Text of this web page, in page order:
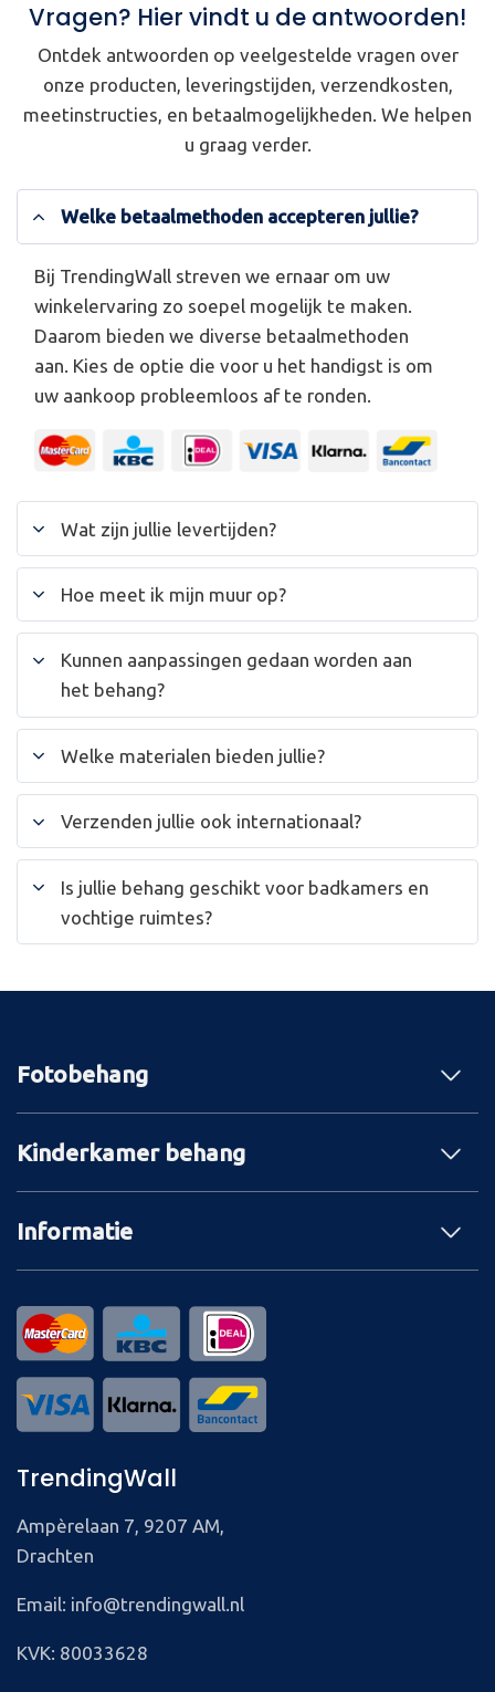
Vragen? Hier vindt u de antwoorden!
Ontdek antwoorden op veelgestelde vragen over
onze producten, leveringstijden, verzendkosten,
meetinstructies, en betaalmogelijkheden. We helpen
u graag verder.
Welke betaalmethoden accepteren jullie?
Bij TrendingWall streven we ernaar om uw
winkelervaring zo soepel mogelijk te maken.
Daarom bieden we diverse betaalmethoden
aan. Kies de optie die voor u het handigst is om
uw aankoop probleemloos af te ronden.
Wat zijn jullie levertijden?
Hoe meet ik mijn muur op?
Kunnen aanpassingen gedaan worden aan
het behang?
Welke materialen bieden jullie?
Verzenden jullie ook internationaal?
Is jullie behang geschikt voor badkamers en
vochtige ruimtes?
Fotobehang
Kinderkamer behang
Informatie
TrendingWall
Ampèrelaan 7, 9207 AM,
Drachten
Email: info@trendingwall.nl
KVK: 80033628